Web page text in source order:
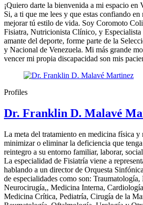
¡Quiero darte la bienvenida a mi espacio en
Si, a ti que me lees y que estas confiando
mejorar tú estilo de vida. Soy Coromoto
Fisiatra, Nutricionista Clínico, y
amante del deporte, forme parte de la
y Nacional de Venezuela. Mi más grande
vencer mi propia discapacidad son mis
Profiles
Dr. Franklin D. Malavé
La meta del tratamiento en medicina física
minimizar o eliminar la deficiencia que
reintegro a su entorno familiar, laborar,
La especialidad de Fisiatría viene a
hablando a un director de Orquesta
de especialidades como son:
Neurocirugía,, Medicina Interna,
Medicina Crítica, Pediatría, Cirugía de la